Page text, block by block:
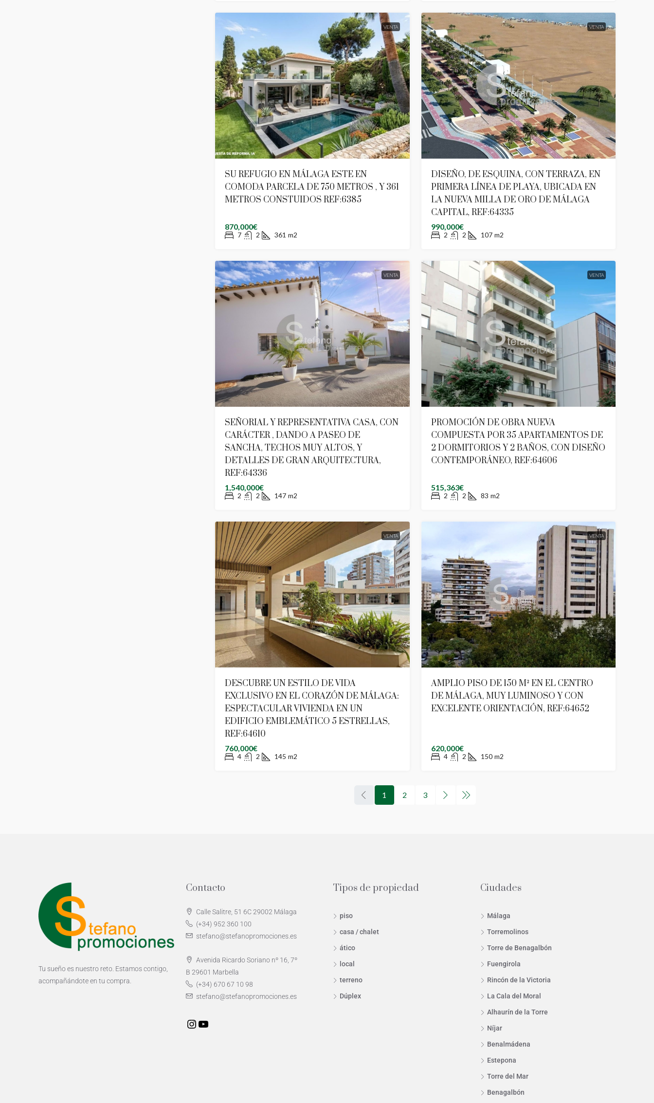
VENTA
SU REFUGIO EN MÁLAGA ESTE EN
COMODA PARCELA DE 750 METROS , Y 361
METROS CONSTUIDOS REF:6385
870,000€
7 2 361 m2
VENTA
DISEÑO, DE ESQUINA, CON TERRAZA, EN
PRIMERA LÍNEA DE PLAYA, UBICADA EN
LA NUEVA MILLA DE ORO DE MÁLAGA
CAPITAL, REF:64335
990,000€
2 2 107 m2
VENTA
SEÑORIAL Y REPRESENTATIVA CASA, CON
CARÁCTER , DANDO A PASEO DE
SANCHA, TECHOS MUY ALTOS, Y
DETALLES DE GRAN ARQUITECTURA,
REF:64336
1,540,000€
2 2 147 m2
VENTA
PROMOCIÓN DE OBRA NUEVA
COMPUESTA POR 35 APARTAMENTOS DE
2 DORMITORIOS Y 2 BAÑOS, CON DISEÑO
CONTEMPORÁNEO, REF:64606
515,363€
2 2 83 m2
VENTA
DESCUBRE UN ESTILO DE VIDA
EXCLUSIVO EN EL CORAZÓN DE MÁLAGA:
ESPECTACULAR VIVIENDA EN UN
EDIFICIO EMBLEMÁTICO 5 ESTRELLAS,
REF:64610
760,000€
4 2 145 m2
VENTA
AMPLIO PISO DE 150 M² EN EL CENTRO
DE MÁLAGA, MUY LUMINOSO Y CON
EXCELENTE ORIENTACIÓN, REF:64652
620,000€
4 2 150 m2
1 2 3
Tu sueño es nuestro reto. Estamos contigo,
acompañándote en tu compra.
Contacto
Calle Salitre, 51 6C 29002 Málaga
(+34) 952 360 100
stefano@stefanopromociones.es
Avenida Ricardo Soriano nº 16, 7º
B 29601 Marbella
(+34) 670 67 10 98
stefano@stefanopromociones.es
Tipos de propiedad
piso
casa / chalet
ático
local
terreno
Dúplex
Ciudades
Málaga
Torremolinos
Torre de Benagalbón
Fuengirola
Rincón de la Victoria
La Cala del Moral
Alhaurín de la Torre
Níjar
Benalmádena
Estepona
Torre del Mar
Benagalbón